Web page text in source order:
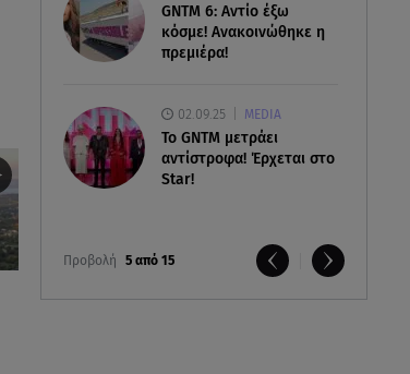
GNTM 6: Αντίο έξω
κόσμε! Ανακοινώθηκε η
πρεμιέρα!
02.09.25 MEDIA
Το GNTM μετράει
αντίστροφα! Έρχεται στο
Star!
Προβολή 5 από 15